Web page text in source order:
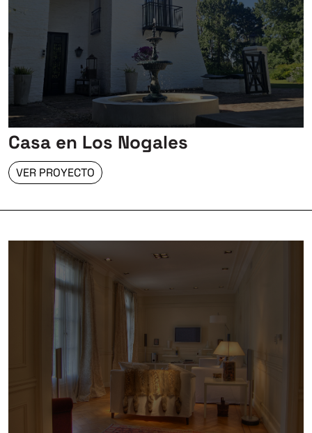
Casa en Los Nogales
VER PROYECTO